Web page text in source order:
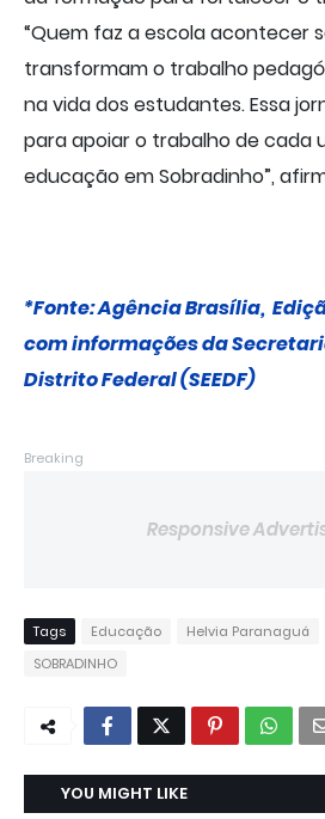
“Quem faz a escola acontecer
transformam o trabalho
na vida dos estudantes. Essa
para apoiar o trabalho de cada
educação em Sobradinho”,
*Fonte: Agência Brasília,
com informações da
Distrito Federal (SEEDF)
Breaking
Responsive
Tags Educação Helvia Paranaguá
SOBRADINHO
YOU MIGHT LIKE